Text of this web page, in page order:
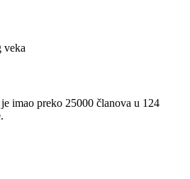
veka
imao preko 25000 članova u 124